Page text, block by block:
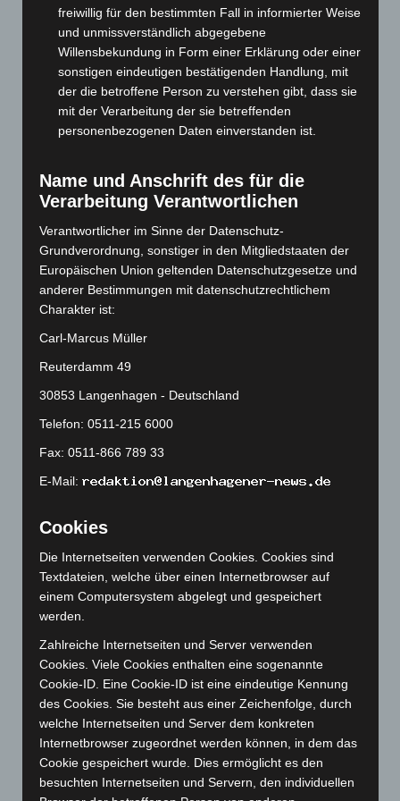
Februar 2025(96)
Januar 2025(88)
Dezember 2024(89)
November 2024(94)
(93)
August 2024(107)
Juli 2024(89)
Juni 2024(107)
Mai 2024(149)
April 2024(102)
März 2024(103)
Februar 2024(103)
Januar 2024(111)
Dezember 2023(130)
November 2023(130)
Oktober 2023(114)
Juli 2023(118)
Juni 2023(142)
Mai 2023(139)
April 2023(155)
Februar 2023(154)
Januar 2023 (140)
Dezember 2022(130)
November 2022(167)
Oktober 2022(166)
September 2022
(205)
freiwillig für den bestimmten Fall in informierter Weise
und unmissverständlich abgegebene
Willensbekundung in Form einer Erklärung oder einer
sonstigen eindeutigen bestätigenden Handlung, mit
der die betroffene Person zu verstehen gibt, dass sie
mit der Verarbeitung der sie betreffenden
personenbezogenen Daten einverstanden ist.
Name und Anschrift des für die
Verarbeitung Verantwortlichen
Verantwortlicher im Sinne der Datenschutz-
Grundverordnung, sonstiger in den Mitgliedstaaten der
Europäischen Union geltenden Datenschutzgesetze und
anderer Bestimmungen mit datenschutzrechtlichem
Charakter ist:
Carl-Marcus Müller
Reuterdamm 49
30853 Langenhagen - Deutschland
Telefon: 0511-215 6000
Fax: 0511-866 789 33
E-Mail:
Cookies
Die Internetseiten verwenden Cookies. Cookies sind
Textdateien, welche über einen Internetbrowser auf
einem Computersystem abgelegt und gespeichert
werden.
Zahlreiche Internetseiten und Server verwenden
Cookies. Viele Cookies enthalten eine sogenannte
Cookie-ID. Eine Cookie-ID ist eine eindeutige Kennung
des Cookies. Sie besteht aus einer Zeichenfolge, durch
welche Internetseiten und Server dem konkreten
Internetbrowser zugeordnet werden können, in dem das
Cookie gespeichert wurde. Dies ermöglicht es den
besuchten Internetseiten und Servern, den individuellen